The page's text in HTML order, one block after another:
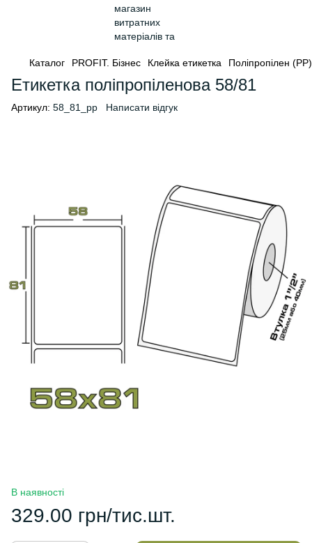
Каталог PROFIT. Бізнес Клейка етикетка Поліпропілен (PP)
Етикетка поліпропіленова 58/81
Артикул: 58_81_pp Написати відгук
В наявності
329.00 грн/тис.шт.